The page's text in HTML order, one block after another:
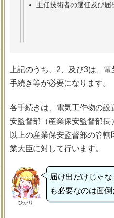
主任技術者の選任及び届
上記のうち、2、及び3は、
手続き等が必要になります。
各手続きは、電気工作物の設
安監督部（産業保安監督部長
以上の産業保安監督部の管
業大臣に対して行います。
ひかり
届け出だけじゃ
も必要なのは面倒